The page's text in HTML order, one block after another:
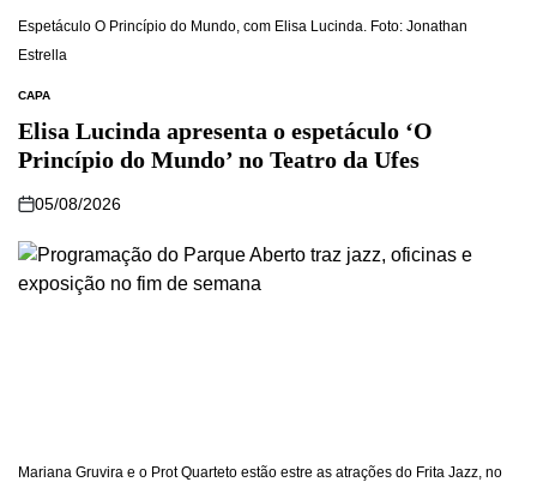
Espetáculo O Princípio do Mundo, com Elisa Lucinda. Foto: Jonathan
Estrella
CAPA
Elisa Lucinda apresenta o espetáculo ‘O
Princípio do Mundo’ no Teatro da Ufes
05/08/2026
Mariana Gruvira e o Prot Quarteto estão estre as atrações do Frita Jazz, no